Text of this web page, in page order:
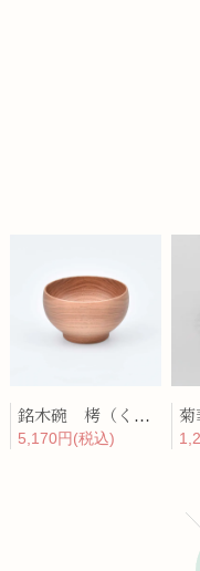
銘木碗 栲（くるみ）
5,170円(税込)
菊